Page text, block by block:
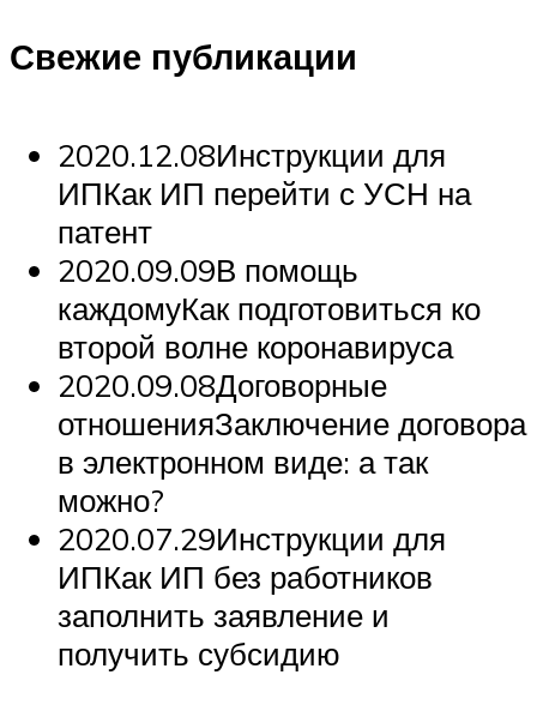
Свежие публикации
2020.12.08Инструкции для
ИПКак ИП перейти с УСН на
патент
2020.09.09В помощь
каждомуКак подготовиться ко
второй волне коронавируса
2020.09.08Договорные
отношенияЗаключение договора
в электронном виде: а так
можно?
2020.07.29Инструкции для
ИПКак ИП без работников
заполнить заявление и
получить субсидию